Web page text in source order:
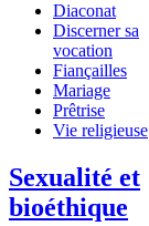
Diaconat
Discerner sa
vocation
Fiançailles
Mariage
Prêtrise
Vie religieuse
Sexualité et
bioéthique